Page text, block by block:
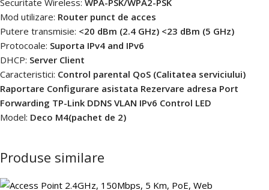
Mod utilizare: Router punct de acces
Putere transmisie: <20 dBm (2.4 GHz) <23 dBm (5 GHz)
Protocoale: Suporta IPv4 and IPv6
DHCP: Server Client
Caracteristici: Control parental QoS (Calitatea serviciului)
Raportare Configurare asistata Rezervare adresa Port
Forwarding TP-Link DDNS VLAN IPv6 Control LED
Model: Deco M4(pachet de 2)
Produse similare